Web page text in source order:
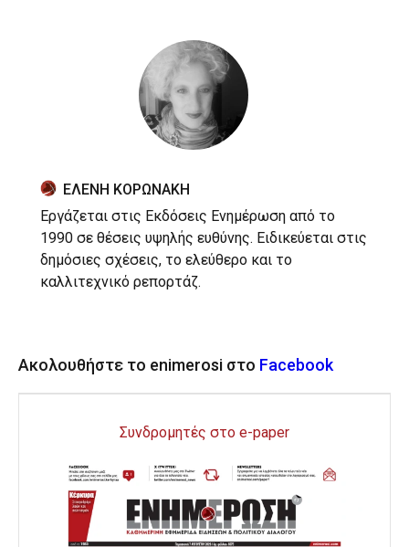
ΕΛΕΝΗ ΚΟΡΩΝΑΚΗ
Εργάζεται στις Εκδόσεις Ενημέρωση από το
1990 σε θέσεις υψηλής ευθύνης. Ειδικεύεται στις
δημόσιες σχέσεις, το ελεύθερο και το
καλλιτεχνικό ρεπορτάζ.
Ακολουθήστε το enimerosi στο Facebook
Συνδρομητές στο e-paper